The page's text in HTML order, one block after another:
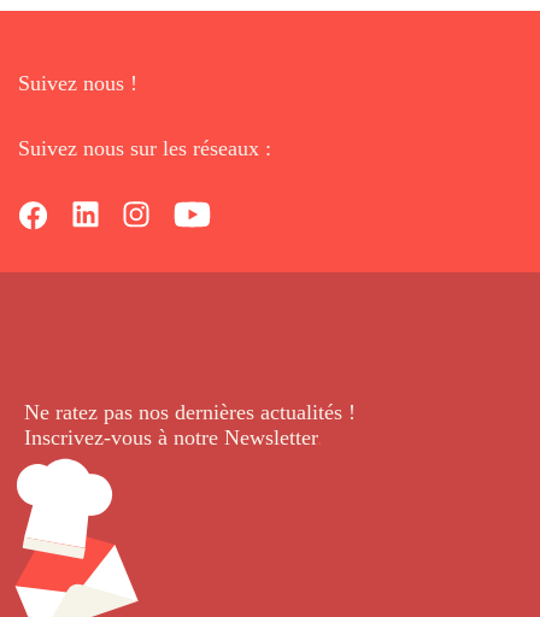
Suivez nous !
Suivez nous sur les réseaux :
Ne ratez pas nos dernières actualités !
Inscrivez-vous à notre Newsletter.